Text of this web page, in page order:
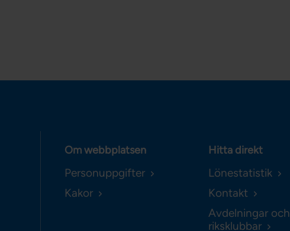
Om webbplatsen
Personuppgifter
Kakor
Hitta direkt
Lönestatistik
Kontakt
Avdelningar och
riksklubbar